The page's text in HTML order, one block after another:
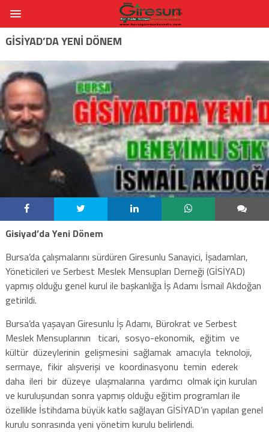
GISIYAD’DA YENI DÖNEM
Gisiyad’da Yeni Dönem
Bursa’da çalışmalarını sürdüren Giresunlu Sanayici, İşadamları,
Yöneticileri ve Serbest Meslek Mensupları Derneği (GİSİYAD)
yapmış olduğu genel kurul ile başkanlığa İş Adamı İsmail Akdoğan
getirildi.
Bursa’da yaşayan Giresunlu İş Adamı, Bürokrat ve Serbest
Meslek Mensuplarının ticari, sosyo-ekonomik, eğitim ve
kültür düzeylerinin gelişmesini sağlamak amacıyla teknoloji,
sermaye, fikir alışverişi ve koordinasyonu temin ederek
daha ileri bir düzeye ulaşmalarına yardımcı olmak için kurulan
ve kuruluşundan sonra yapmış olduğu eğitim programları ile
özellikle İstihdama büyük katkı sağlayan GİSİYAD’ın yapılan genel
kurulu sonrasında yeni yönetim kurulu belirlendi.